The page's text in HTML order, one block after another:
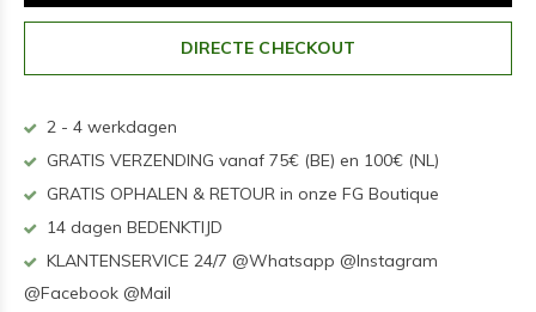
DIRECTE CHECKOUT
2 - 4 werkdagen
GRATIS VERZENDING vanaf 75€ (BE) en 100€ (NL)
GRATIS OPHALEN & RETOUR in onze FG Boutique
14 dagen BEDENKTIJD
KLANTENSERVICE 24/7 @Whatsapp @Instagram
@Facebook @Mail